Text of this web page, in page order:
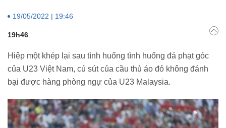
19/05/2022 | 19:46
19h46
Hiệp một khép lại sau tình huống tình huống đá phạt góc
của U23 Việt Nam, cú sút của cầu thủ áo đỏ không đánh
bại được hàng phòng ngự của U23 Malaysia.